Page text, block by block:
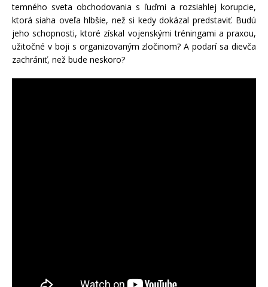
temného sveta obchodovania s ľuďmi a rozsiahlej korupcie,
ktorá siaha oveľa hlbšie, než si kedy dokázal predstaviť. Budú
jeho schopnosti, ktoré získal vojenskými tréningami a praxou,
užitočné v boji s organizovaným zločinom? A podarí sa dievča
zachrániť, než bude neskoro?